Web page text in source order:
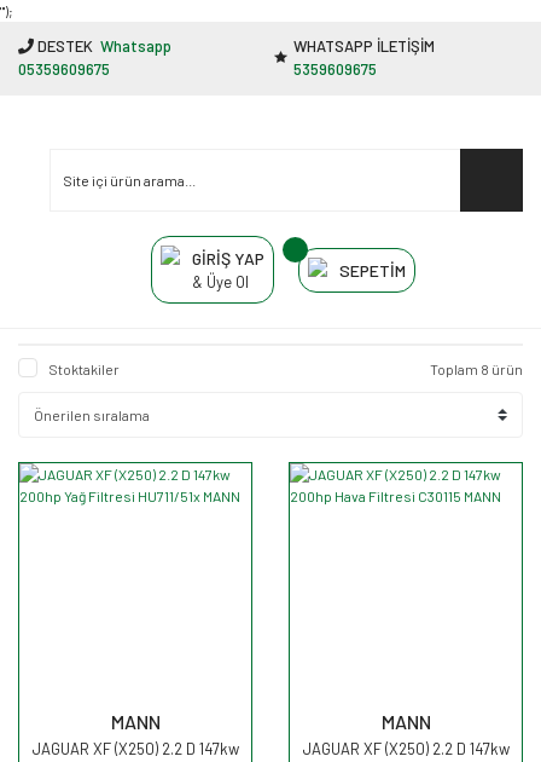
"');
DESTEK Whatsapp
05359609675
WHATSAPP İLETİŞİM
5359609675
GİRİŞ YAP
& Üye Ol
SEPETİM
Stoktakiler Toplam 8 ürün
MANN
JAGUAR XF (X250) 2.2 D 147kw
MANN
JAGUAR XF (X250) 2.2 D 147kw